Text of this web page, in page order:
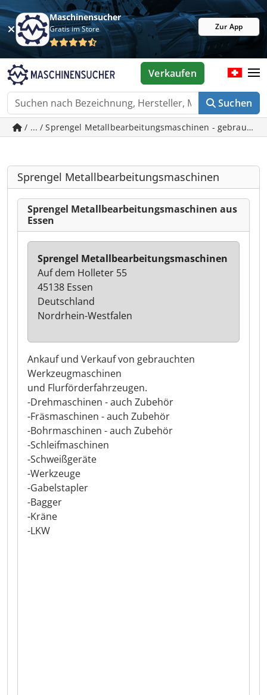
Maschinensucher
Gratis im Store Zur App
Suchen
Verkaufen
/ ... / Sprengel Metallbearbeitungsmaschinen -
Sprengel Metallbearbeitungsmaschinen
Sprengel Metallbearbeitungsmaschinen aus
Essen
Ankauf und Verkauf von gebrauchten
Werkzeugmaschinen
und Flurförderfahrzeugen.
-Drehmaschinen - auch Zubehör
-Fräsmaschinen - auch Zubehör
-Bohrmaschinen - auch Zubehör
-Schleifmaschinen
-Schweißgeräte
-Werkzeuge
-Gabelstapler
-Bagger
-Kräne
-LKW
Sprengel Metallbearbeitungsmaschinen
Auf dem Holleter 55
45138 Essen
Deutschland
Nordrhein-Westfalen